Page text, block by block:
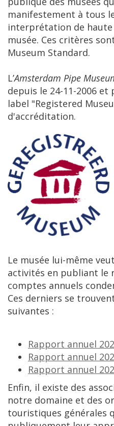
manifestement à tous
interprétation de haute
musée. Ces critères
Museum Standard.
L’Amsterdam Pipe
depuis le 24-11-2006 et
label "Registered
d'accréditation.
Le musée lui-même veut
activités en publiant le
comptes annuels
Ces derniers se
suivantes :
Rapport annuel
Rapport annuel
Rapport annuel
Enfin, il existe des
notre domaine et des
touristiques générales